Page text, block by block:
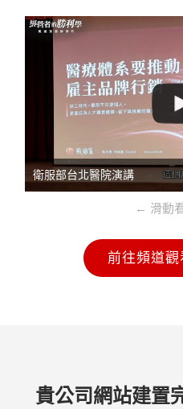
衛服部台北醫院演講
← 滑動
前往頻道觀
貴公司網站建置